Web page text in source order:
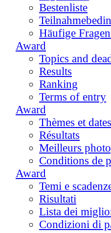
Bestenliste
Häufige
Award
Topics and
Results
Ranking
Terms of entry
Award
Thèmes et
Résultats
Meilleurs
Conditions de
Award
Temi e
Risultati
Lista dei
Condizioni di